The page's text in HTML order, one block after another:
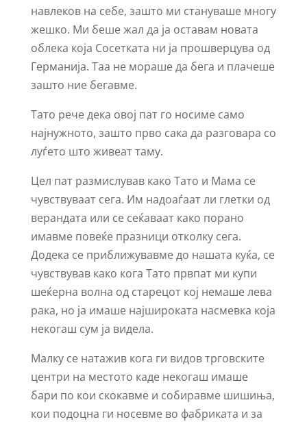
навлеков на себе, зашто ми стануваше многу
жешко. Ми беше жал да ја оставам новата
облека која Сосетката ни ја прошверцува од
Германија. Таа не мораше да бега и плачеше
зашто ние бегавме.
Тато рече дека овој пат го носиме само
најнужното, зашто прво сака да разговара со
луѓето што живеат таму.
Цел пат размислував како Тато и Мама се
чувствуваат сега. Им надоаѓаат ли глетки од
верандата или се сеќаваат како порано
имавме повеќе празници отколку сега.
Додека се приближувавме до нашата куќа, се
чувствував како кога Тато првпат ми купи
шеќерна волна од старецот кој немаше лева
рака, но ја имаше најшироката насмевка која
некогаш сум ја видела.
Малку се натажив кога ги видов трговските
центри на местото каде некогаш имаше
бари по кои скокавме и собиравме шишиња,
кои подоцна ги носевме во фабриката и за